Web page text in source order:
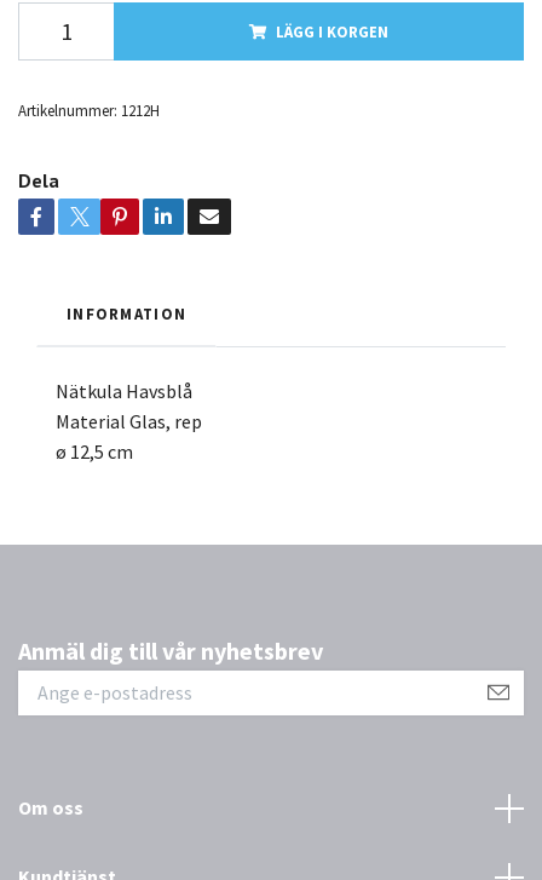
LÄGG I KORGEN
Artikelnummer: 1212H
Dela
INFORMATION
Nätkula Havsblå
Material Glas, rep
ø 12,5 cm
Anmäl dig till vår nyhetsbrev
Om oss